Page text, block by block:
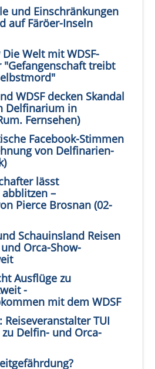
und Einschränkungen
auf Färöer-Inseln
Welt mit WDSF-
"Gefangenschaft treibt
WDSF decken Skandal
Delfinarium in
Fernsehen)
Facebook-Stimmen
von Delfinarien-
lässt
–
Pierce Brosnan (02-
Schauinsland Reisen
Orca-Show-
Ausflüge zu
-
mit dem WDSF
Reiseveranstalter TUI
Delfin- und Orca-